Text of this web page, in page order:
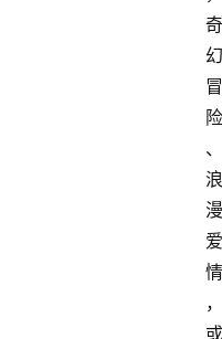
奇
幻
冒
险
、
浪
漫
爱
情
，
或